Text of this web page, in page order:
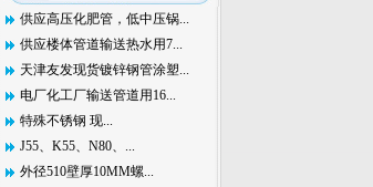
供应高压化肥管，低中压锅...
供应楼体管道输送热水用7...
天津友发现货镀锌钢管涂塑...
电厂化工厂输送管道用16...
特殊不锈钢 现...
J55、K55、N80、...
外径510壁厚10MM螺...